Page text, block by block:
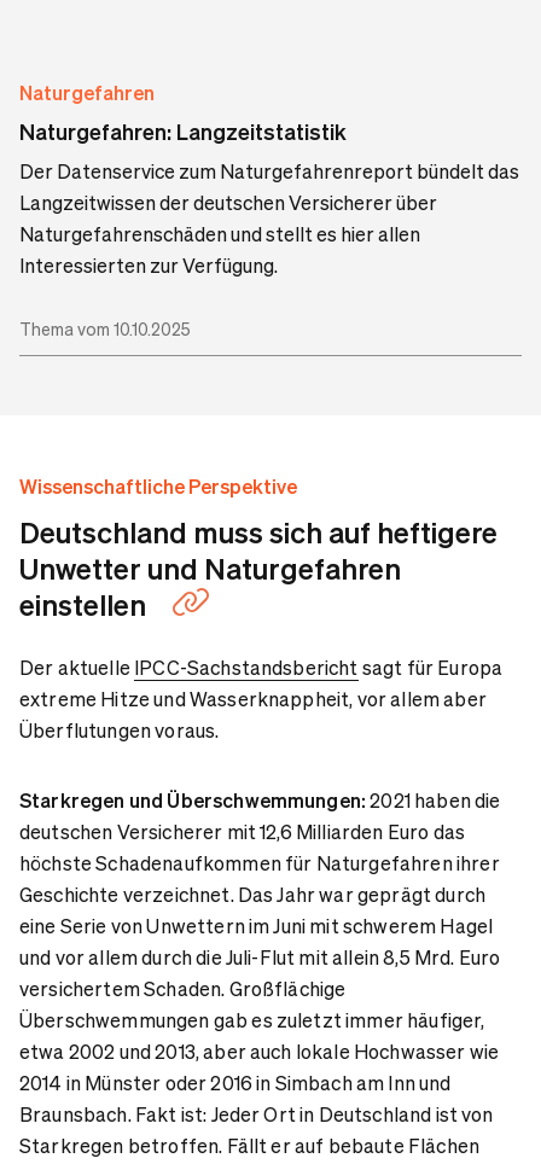
Naturgefahren
Naturgefahren: Langzeitstatistik
Der Datenservice zum Naturgefahrenreport bündelt das
Langzeitwissen der deutschen Versicherer über
Naturgefahrenschäden und stellt es hier allen
Interessierten zur Verfügung.
Thema vom 10.10.2025
Wissenschaftliche Perspektive
Deutschland muss sich auf heftigere
Unwetter und Naturgefahren
einstellen
Der aktuelle IPCC-Sachstandsbericht sagt für Europa
extreme Hitze und Wasserknappheit, vor allem aber
Überflutungen voraus.
Starkregen und Überschwemmungen:2021 haben die
deutschen Versicherer mit 12,6 Milliarden Euro das
höchste Schadenaufkommen für Naturgefahren ihrer
Geschichte verzeichnet. Das Jahr war geprägt durch
eine Serie von Unwettern im Juni mit schwerem Hagel
und vor allem durch die Juli-Flut mit allein 8,5 Mrd. Euro
versichertem Schaden. Großflächige
Überschwemmungen gab es zuletzt immer häufiger,
etwa 2002 und 2013, aber auch lokale Hochwasser wie
2014 in Münster oder 2016 in Simbach am Inn und
Braunsbach. Fakt ist: Jeder Ort in Deutschland ist von
Starkregen betroffen. Fällt er auf bebaute Flächen